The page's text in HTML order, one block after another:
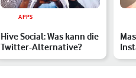
APPS
Hive Social: Was kann die
Twitter-Alternative?